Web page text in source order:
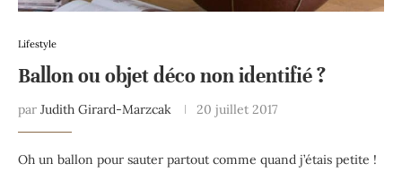
Lifestyle
Ballon ou objet déco non identifié ?
par Judith Girard-Marzcak 20 juillet 2017
Oh un ballon pour sauter partout comme quand j’étais petite !